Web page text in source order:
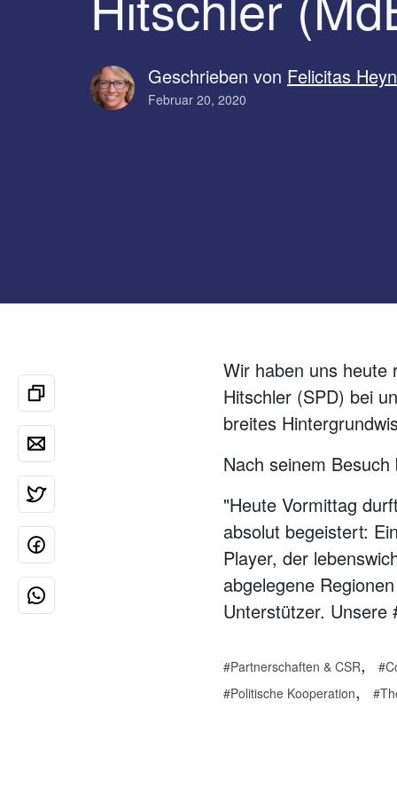
Geschrieben von Felicitas
Februar 20, 2020
Wir haben uns heute
Hitschler (SPD) bei
breites
Nach seinem
"Heute Vormittag
absolut begeistert:
Player, der
abgelegene
Unterstützer. Unsere
Partnerschaften & CSR,
Politische Kooperation,